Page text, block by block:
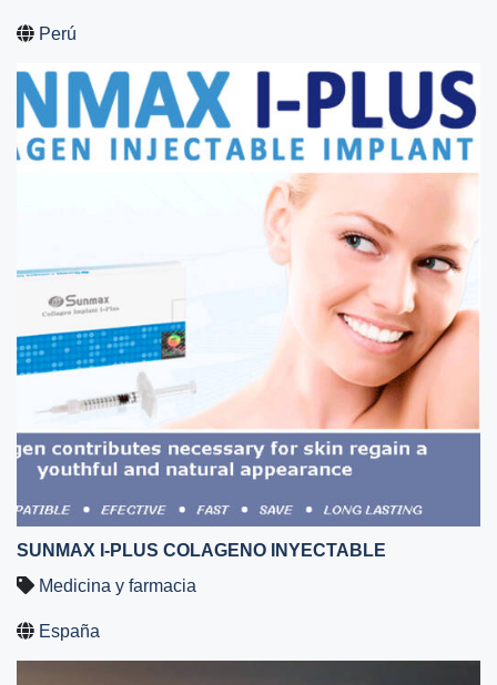
Perú
SUNMAX I-PLUS COLAGENO INYECTABLE
Medicina y farmacia
España